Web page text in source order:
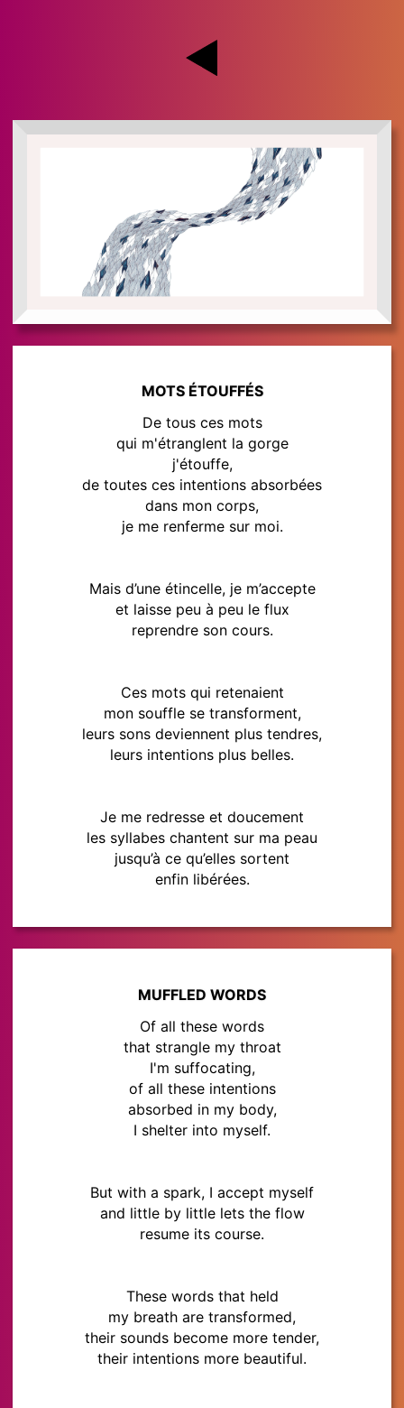
MOTS ÉTOUFFÉS
De tous ces mots
qui m'étranglent la gorge
j'étouffe,
de toutes ces intentions absorbées
dans mon corps,
je me renferme sur moi.
Mais d’une étincelle, je m’accepte
et laisse peu à peu le flux
reprendre son cours.
Ces mots qui retenaient
mon souffle se transforment,
leurs sons deviennent plus tendres,
leurs intentions plus belles.
Je me redresse et doucement
les syllabes chantent sur ma peau
jusqu’à ce qu’elles sortent
enfin libérées.
MUFFLED WORDS
Of all these words
that strangle my throat
I'm suffocating,
of all these intentions
absorbed in my body,
I shelter into myself.
But with a spark, I accept myself
and little by little lets the flow
resume its course.
These words that held
my breath are transformed,
their sounds become more tender,
their intentions more beautiful.